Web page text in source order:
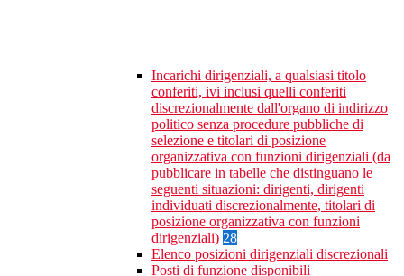
Incarichi dirigenziali, a qualsiasi titolo
conferiti, ivi inclusi quelli conferiti
discrezionalmente dall'organo di indirizzo
politico senza procedure pubbliche di
selezione e titolari di posizione
organizzativa con funzioni dirigenziali (da
pubblicare in tabelle che distinguano le
seguenti situazioni: dirigenti, dirigenti
individuati discrezionalmente, titolari di
posizione organizzativa con funzioni
dirigenziali) 28
Elenco posizioni dirigenziali discrezionali
Posti di funzione disponibili